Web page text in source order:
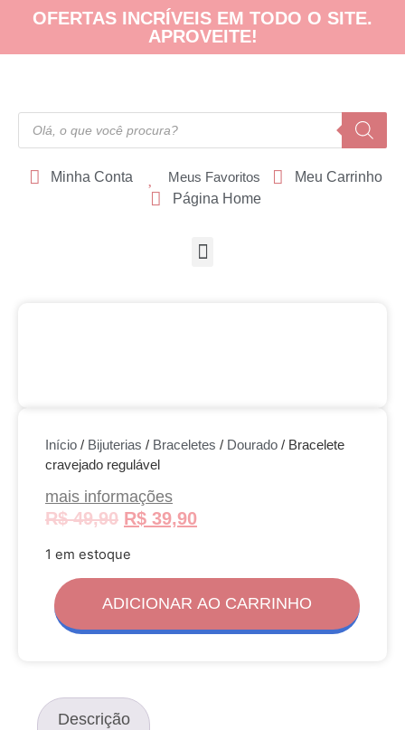
OFERTAS INCRÍVEIS EM TODO O SITE.
APROVEITE!
Minha Conta Meus Favoritos
Meu Carrinho
Página Home
Início / Bijuterias / Braceletes / Dourado / Bracelete
cravejado regulável
mais informações
R$49,90 R$ 39,90
1 em estoque
ADICIONAR AO CARRINHO
Descrição